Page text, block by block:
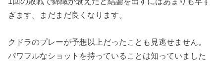
ぎます。まだまだ良くなります。
クドラのプレーが予想以上だったことも見逃せません。
パワフルなショットを持っていることは知っていました